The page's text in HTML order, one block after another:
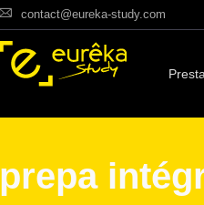
contact@eureka-study.com
prepa